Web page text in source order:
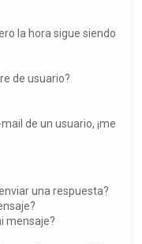
la hora sigue siendo
de usuario?
de un usuario, ¡me
una respuesta?
mensaje?